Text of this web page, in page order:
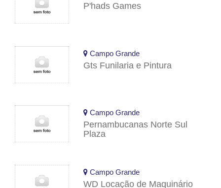
P'hads Games
Campo Grande
Gts Funilaria e Pintura
Campo Grande
Pernambucanas Norte Sul
Plaza
Campo Grande
WD Locação de Maquinário